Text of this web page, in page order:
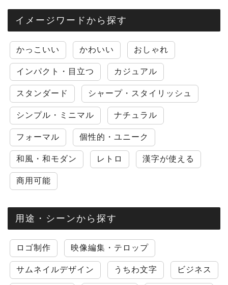
イメージワードから探す
かっこいい かわいい おしゃれ
インパクト・目立つ カジュアル
スタンダード シャープ・スタイリッシュ
シンプル・ミニマル ナチュラル
フォーマル 個性的・ユニーク
和風・和モダン レトロ 漢字が使える
商用可能
用途・シーンから探す
ロゴ制作 映像編集・テロップ
サムネイルデザイン うちわ文字 ビジネス